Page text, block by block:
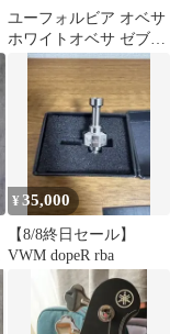
ユーフォルビア オベサ
ホワイトオベサ ゼブラ
柄 鉢付き
¥35,000
【8/8終日セール】
VWM dopeR rba